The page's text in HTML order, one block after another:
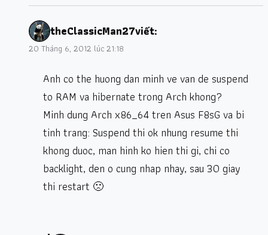
theClassicMan27viết:
20 Tháng 6, 2012 lúc 21:18
Anh co the huong dan minh ve van de suspend
to RAM va hibernate trong Arch khong?
Minh dung Arch x86_64 tren Asus F8sG va bi
tinh trang: Suspend thi ok nhung resume thi
khong duoc, man hinh ko hien thi gi, chi co
backlight, den o cung nhap nhay, sau 30 giay
thi restart 🙁